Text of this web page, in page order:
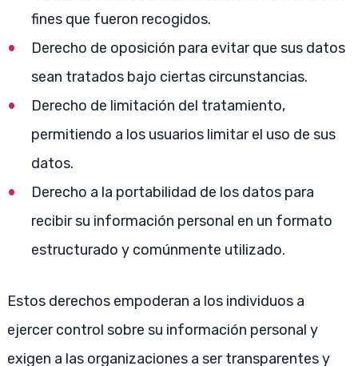
fines que fueron recogidos.
Derecho de oposición para evitar que sus datos
sean tratados bajo ciertas circunstancias.
Derecho de limitación del tratamiento,
permitiendo a los usuarios limitar el uso de sus
datos.
Derecho a la portabilidad de los datos para
recibir su información personal en un formato
estructurado y comúnmente utilizado.
Estos derechos empoderan a los individuos a
ejercer control sobre su información personal y
exigen a las organizaciones a ser transparentes y